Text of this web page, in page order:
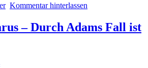
Kommentar hinterlassen
– Durch Adams Fall ist